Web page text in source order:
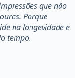
que não
Porque
na longevidade e
tempo.